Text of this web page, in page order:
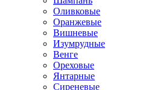
Оливковые
Оранжевые
Вишневые
Изумрудные
Венге
Ореховые
Янтарные
Сиреневые